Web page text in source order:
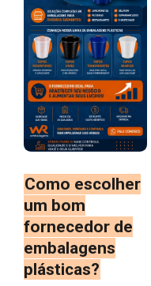
Como escolher
um bom
fornecedor de
embalagens
plásticas?